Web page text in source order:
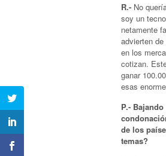
R.- No
soy un
netamente
advierten
en los
cotizan.
ganar
esas
P.-
de los
temas?